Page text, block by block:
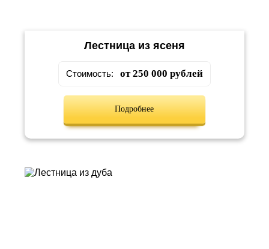
Лестница из ясеня
Стоимость: от 250 000 рублей
Подробнее